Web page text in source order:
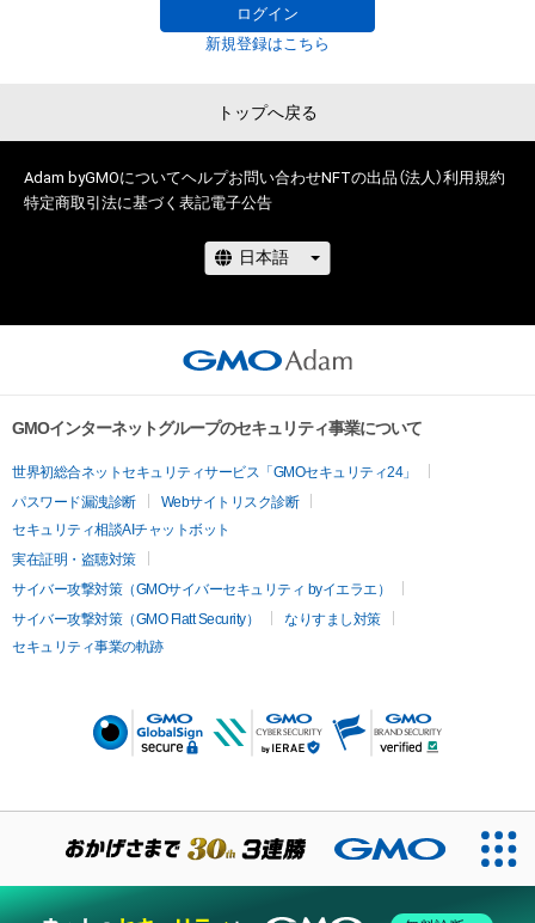
ログイン
新規登録はこちら
トップへ戻る
Adam byGMOについてヘルプお問い合わせNFTの出品（法人）利用規約
特定商取引法に基づく表記電子公告
GMOインターネットグループのセキュリティ事業について
世界初総合ネットセキュリティサービス「GMOセキュリティ24」
パスワード漏洩診断
Webサイトリスク診断
セキュリティ相談AIチャットボット
実在証明・盗聴対策
サイバー攻撃対策（GMOサイバーセキュリティ byイエラエ）
サイバー攻撃対策（GMO Flatt Security）
なりすまし対策
セキュリティ事業の軌跡